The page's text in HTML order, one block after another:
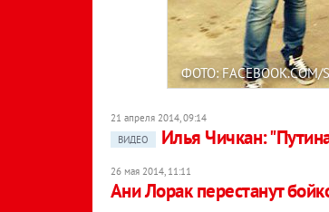
ФОТО: FACEBOOK.COM/
21 апреля 2014, 09:14
ВИДЕО
Илья Чичкан:
26 мая 2014, 11:11
Ани Лорак перестанут